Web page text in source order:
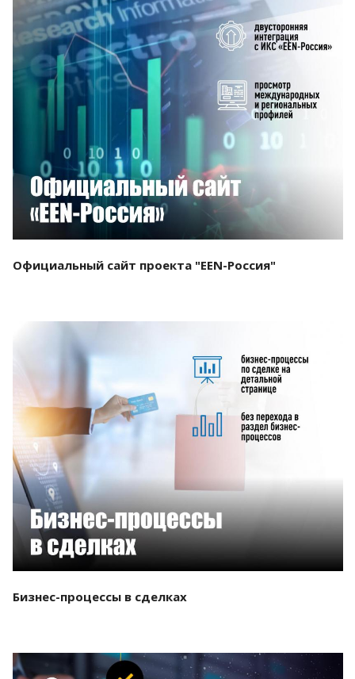
Смотреть проект
Официальный сайт проекта "EEN-Россия"
Бизнес-процессы в сделках